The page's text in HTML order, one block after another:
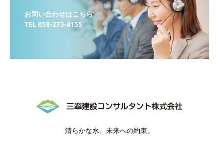
お問い合わせはこちら
TEL 058-273-4155
清らかな水、未来への約束。